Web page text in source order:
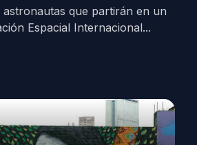
que partirán en un
Espacial Internacional...